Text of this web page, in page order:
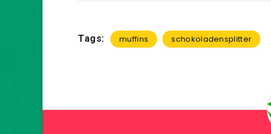
Tags: muffins schokoladensplitter